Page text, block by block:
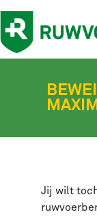
Jij wilt